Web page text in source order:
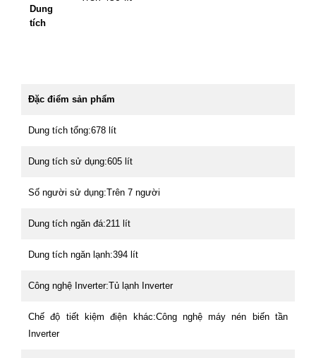
Dung
tích
Đặc điểm sản phẩm
Dung tích tổng:678 lít
Dung tích sử dụng:605 lít
Số người sử dụng:Trên 7 người
Dung tích ngăn đá:211 lít
Dung tích ngăn lạnh:394 lít
Công nghệ Inverter:Tủ lạnh Inverter
Chế độ tiết kiệm điện khác:Công nghệ máy nén biến tần
Inverter